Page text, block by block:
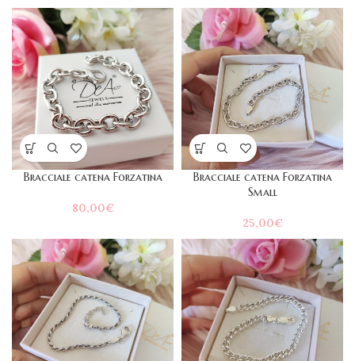
Bracciale catena Forzatina
80,00€
Bracciale catena Forzatina
Small
25,00€